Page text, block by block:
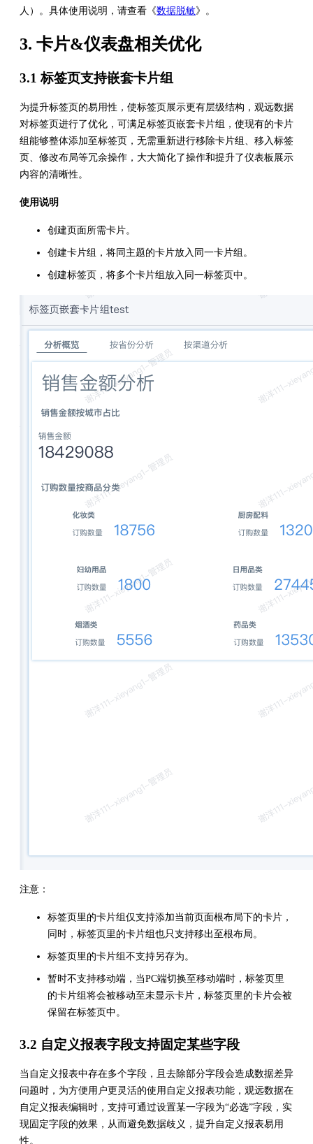
人）。具体使用说明，请查看《数据脱敏》。
3. 卡片&仪表盘相关优化
3.1 标签页支持嵌套卡片组
为提升标签页的易用性，使标签页展示更有层级结构，观远数据
对标签页进行了优化，可满足标签页嵌套卡片组，使现有的卡片
组能够整体添加至标签页，无需重新进行移除卡片组、移入标签
页、修改布局等冗余操作，大大简化了操作和提升了仪表板展示
内容的清晰性。
使用说明
创建页面所需卡片。
创建卡片组，将同主题的卡片放入同一卡片组。
创建标签页，将多个卡片组放入同一标签页中。
注意：
标签页里的卡片组仅支持添加当前页面根布局下的卡片，
同时，标签页里的卡片组也只支持移出至根布局。
标签页里的卡片组不支持另存为。
暂时不支持移动端，当PC端切换至移动端时，标签页里
的卡片组将会被移动至未显示卡片，标签页里的卡片会被
保留在标签页中。
3.2 自定义报表字段支持固定某些字段
当自定义报表中存在多个字段，且去除部分字段会造成数据差异
问题时，为方便用户更灵活的使用自定义报表功能，观远数据在
自定义报表编辑时，支持可通过设置某一字段为“必选”字段，实
现固定字段的效果，从而避免数据歧义，提升自定义报表易用
性。